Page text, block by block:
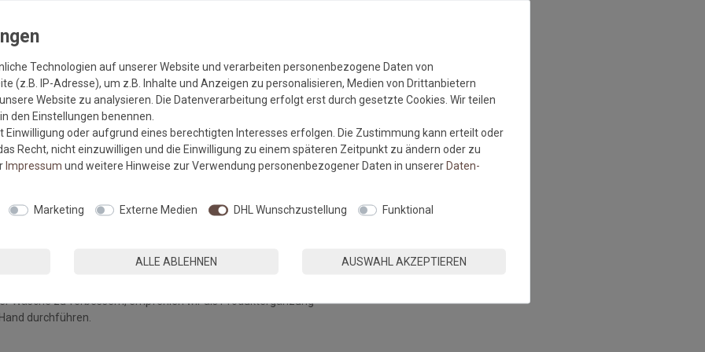
wurde getestet
abgebildet mit runden. Das Bild dient zur räumlichen
Wäsche zu verbessern, empfehlen wir als Produktergänzung
durchführen.
Technologien auf unserer Website und verarbeiten personenbezogene Daten von
(z.B. IP-Adresse), um z.B. Inhalte und Anzeigen zu personalisieren, Medien von Drittanbietern
Website zu analysieren. Die Datenverarbeitung erfolgt erst durch gesetzte Cookies. Wir teilen
den Einstellungen benennen.
Einwilligung oder aufgrund eines berechtigten Interesses erfolgen. Die Zustimmung kann erteilt oder
Recht, nicht einzuwilligen und die Einwilligung zu einem späteren Zeitpunkt zu ändern oder zu
Impressum und weitere Hinweise zur Verwendung personenbezogener Daten in unsererDaten­
Marketing Externe Medien DHL Wunschzustellung Funktional
ALLE ABLEHNEN AUSWAHL AKZEPTIEREN